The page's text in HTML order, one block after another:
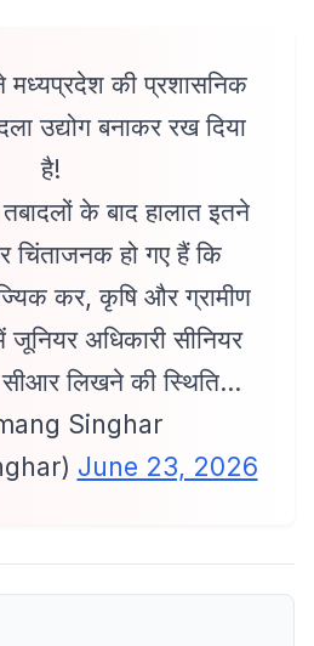
मध्यप्रदेश की प्रशासनिक
उद्योग बनाकर रख दिया
है!
के बाद हालात इतने
चिंताजनक हो गए हैं कि
कर, कृषि और ग्रामीण
जूनियर अधिकारी सीनियर
सीआर लिखने की स्थिति…
Singhar
June 23, 2026